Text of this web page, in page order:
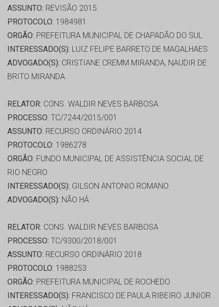
ASSUNTO: REVISÃO 2015
PROTOCOLO: 1984981
ORGÃO: PREFEITURA MUNICIPAL DE CHAPADÃO DO SUL
INTERESSADO(S): LUIZ FELIPE BARRETO DE MAGALHAES
ADVOGADO(S): CRISTIANE CREMM MIRANDA, NAUDIR DE
BRITO MIRANDA
RELATOR: CONS. WALDIR NEVES BARBOSA
PROCESSO: TC/7244/2015/001
ASSUNTO: RECURSO ORDINÁRIO 2014
PROTOCOLO: 1986278
ORGÃO: FUNDO MUNICIPAL DE ASSISTÊNCIA SOCIAL DE
RIO NEGRO
INTERESSADO(S): GILSON ANTONIO ROMANO
ADVOGADO(S): NÃO HÁ
RELATOR: CONS. WALDIR NEVES BARBOSA
PROCESSO: TC/9300/2018/001
ASSUNTO: RECURSO ORDINÁRIO 2018
PROTOCOLO: 1988253
ORGÃO: PREFEITURA MUNICIPAL DE ROCHEDO
INTERESSADO(S): FRANCISCO DE PAULA RIBEIRO JUNIOR